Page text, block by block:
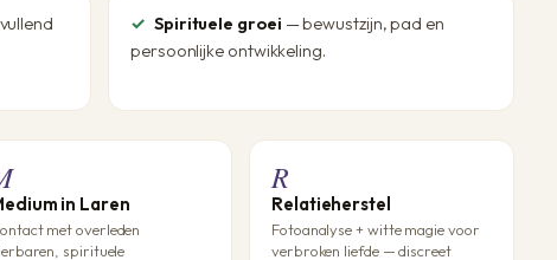
Spirituele groei — bewustzijn, pad en
persoonlijke ontwikkeling.
in Laren
met overleden
spirituele
R
Relatieherstel
Fotoanalyse + witte magie voor
verbroken liefde — discreet